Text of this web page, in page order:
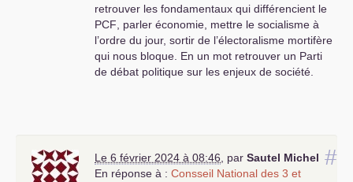
retrouver les fondamentaux qui différencient le
PCF , parler économie, mettre le socialisme à
l’ordre du jour, sortir de l’électoralisme mortifère
qui nous bloque. En un mot retrouver un Parti
de débat politique sur les enjeux de société.
#
Le 6 février 2024 à 08:46 par Sautel Michel
En réponse à : Consseil National des 3 et